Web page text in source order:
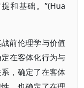
和基础。”(Hua
前伦理学与价值
在客体化行为与
，确定了在客体